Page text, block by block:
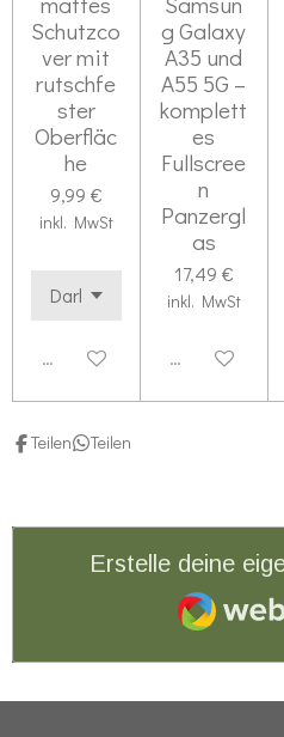
Schutzco
ver mit
rutschfe
ster
Oberfläc
he
9,99 €
inkl. MwSt
Deaktiviert
g Galaxy
A35 und
A55 5G –
komplett
es
Fullscree
n
Panzergl
as
17,49 €
inkl. MwSt
Deaktiviert
Teilen Teilen
Erstelle deine
Webador